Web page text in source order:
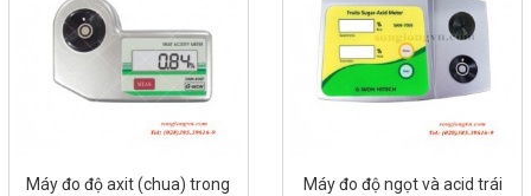
Máy đo độ axit (chua) trong
Máy đo độ ngọt và acid trái